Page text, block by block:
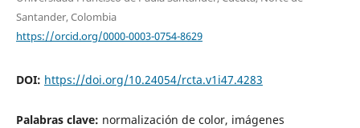
Santander, Colombia
https://orcid.org/0000-0003-0754-8629
DOI: https://doi.org/10.24054/rcta.v1i47.4283
Palabras clave: normalización de color, imágenes